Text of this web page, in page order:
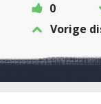
0
Vorige